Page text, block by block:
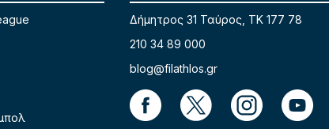
Δήμητρος 31 Ταύρος, TK 177 78
210 34 89 000
blog@filathlos.gr